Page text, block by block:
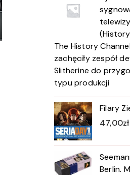
The History
zachęciły zespół
Slitherine do
typu produkcji
Filary
47,00zł
Berlin.